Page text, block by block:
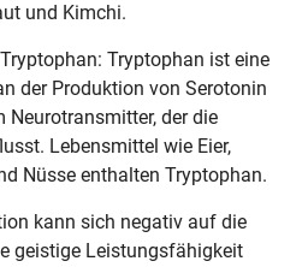
und Kimchi.
Tryptophan ist eine
der Produktion von Serotonin
Neurotransmitter, der die
Lebensmittel wie Eier,
Nüsse enthalten Tryptophan.
kann sich negativ auf die
geistige Leistungsfähigkeit